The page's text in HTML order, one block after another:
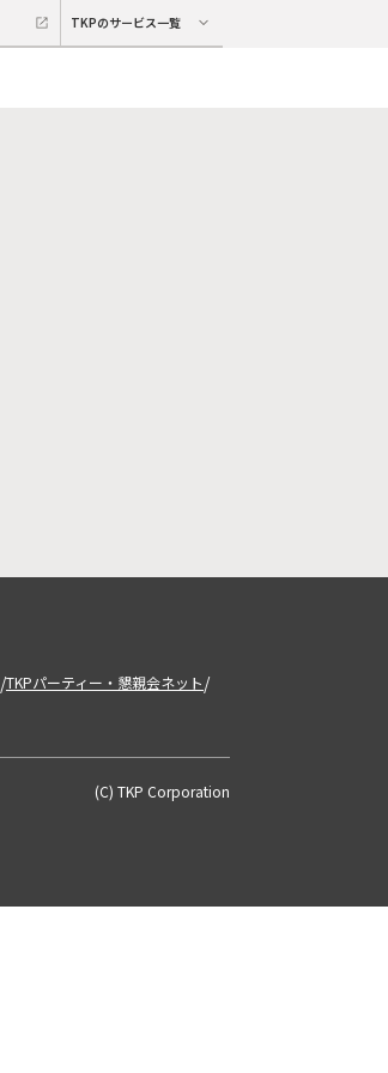
TKPのサービス一覧
/TKPパーティー・懇親会ネット/
(C) TKP Corporation